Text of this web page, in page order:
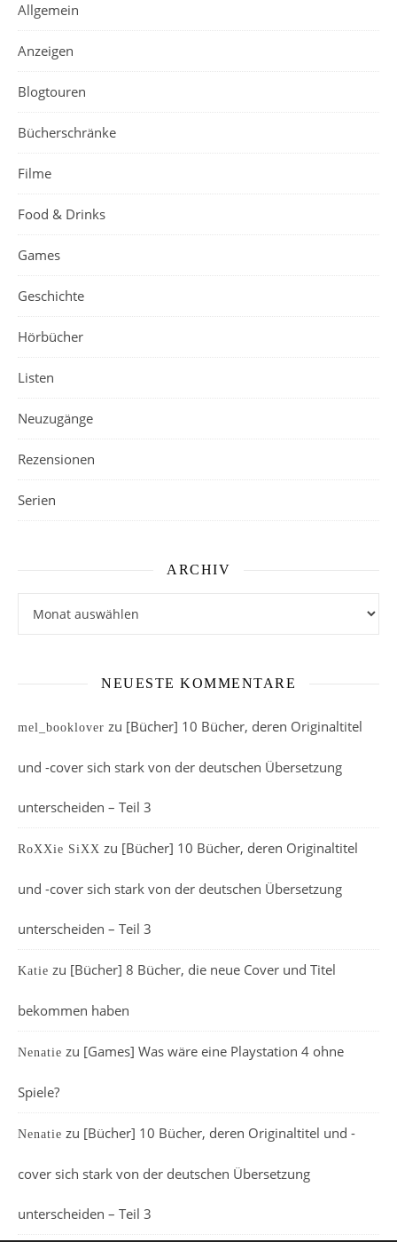
Allgemein
Anzeigen
Blogtouren
Bücherschränke
Filme
Food & Drinks
Games
Geschichte
Hörbücher
Listen
Neuzugänge
Rezensionen
Serien
ARCHIV
NEUESTE KOMMENTARE
mel_booklover zu [Bücher] 10 Bücher, deren Originaltitel
und -cover sich stark von der deutschen Übersetzung
unterscheiden – Teil 3
RoXXie SiXX zu [Bücher] 10 Bücher, deren Originaltitel
und -cover sich stark von der deutschen Übersetzung
unterscheiden – Teil 3
Katie zu [Bücher] 8 Bücher, die neue Cover und Titel
bekommen haben
Nenatie zu [Games] Was wäre eine Playstation 4 ohne
Spiele?
Nenatie zu [Bücher] 10 Bücher, deren Originaltitel und -
cover sich stark von der deutschen Übersetzung
unterscheiden – Teil 3